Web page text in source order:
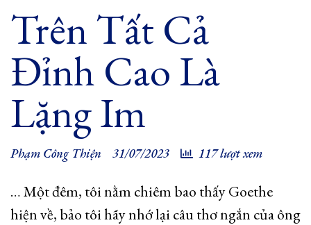
Trên Tất Cả
Đỉnh Cao Là
Lặng Im
Phạm Công Thiện 31/07/2023 117 lượt xem
… Một đêm, tôi nằm chiêm bao thấy Goethe
hiện về, bảo tôi hãy nhớ lại câu thơ ngắn của ông